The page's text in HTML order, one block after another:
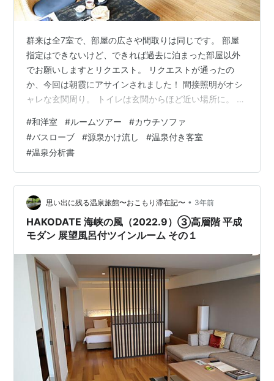
群来は全7室で、部屋の広さや間取りは同じです。 部屋
指定はできないけど、できれば過去に泊まった部屋以外
でお願いしますとリクエスト。 リクエストが通ったの
か、今回は朝霞にアサインされました！ 間接照明がオシ
ャレな玄関周り。 トイレは玄関からほど近い場所に。 手
と案内してくれますよ。 内廊下を通ってリビングへ。 入
って左を向くと和室スペース。 3, 4名で泊まった場合は
こちらに布団が敷かれるのかな。 加湿空気清浄機と文
机。 机の本は興味あるものだけ読みました。 和室のクロ
ーゼット。十分な収納スペースです。 和室からリビング
を見たところ。 窓が壁一…
#和洋室 #ルームツアー #カウチソファ
#バスローブ #源泉かけ流し #温泉付き客室
#温泉分析書
思い出に残る温泉旅館〜おこもり滞在記〜 • 3年前
HAKODATE 海峡の風（2022.9）③高層階 平成
モダン 展望風呂付ツインルーム その１